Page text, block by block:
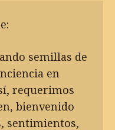
semillas de
en
requerimos
bienvenido
sentimientos,